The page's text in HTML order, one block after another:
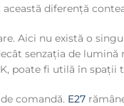
diferență
Aici nu există o
senzația de lumină
poate fi utilă în
comandă. E27